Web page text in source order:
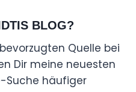
BLOG?
Quelle bei
Dir meine neuesten
Suche häufiger